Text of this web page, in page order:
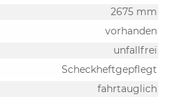
2675 mm
vorhanden
unfallfrei
Scheckheftgepflegt
fahrtauglich